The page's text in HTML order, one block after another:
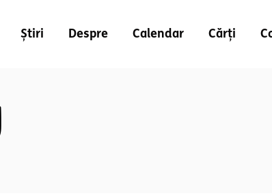
Știri Despre Calendar Cărți